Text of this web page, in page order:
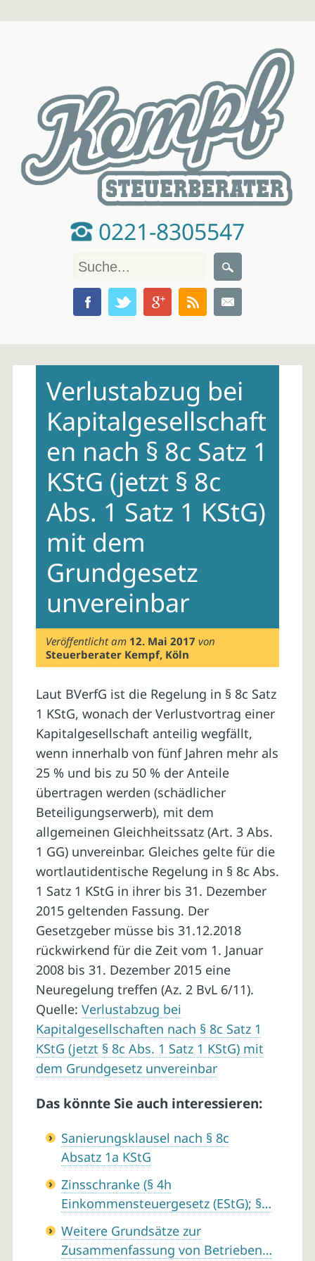
0221-8305547
contentVerlustabzug bei
Kapitalgesellschaft
en nach § 8c Satz 1
KStG (jetzt § 8c
Abs. 1 Satz 1 KStG)
mit dem
Grundgesetz
unvereinbar
Veröffentlicht am 12. Mai 2017 von
Steuerberater Kempf, Köln
Laut BVerfG ist die Regelung in § 8c Satz
1 KStG, wonach der Verlustvortrag einer
Kapitalgesellschaft anteilig wegfällt,
wenn innerhalb von fünf Jahren mehr als
25 % und bis zu 50 % der Anteile
übertragen werden (schädlicher
Beteiligungserwerb), mit dem
allgemeinen Gleichheitssatz (Art. 3 Abs.
1 GG) unvereinbar. Gleiches gelte für die
wortlautidentische Regelung in § 8c Abs.
1 Satz 1 KStG in ihrer bis 31. Dezember
2015 geltenden Fassung. Der
Gesetzgeber müsse bis 31.12.2018
rückwirkend für die Zeit vom 1. Januar
2008 bis 31. Dezember 2015 eine
Neuregelung treffen (Az. 2 BvL 6/11).
Quelle: Verlustabzug bei
Kapitalgesellschaften nach § 8c Satz 1
KStG (jetzt § 8c Abs. 1 Satz 1 KStG) mit
dem Grundgesetz unvereinbar
Das könnte Sie auch interessieren:
Sanierungsklausel nach § 8c
Absatz 1a KStG
Zinsschranke (§ 4h
Einkommensteuergesetz (EStG); §…
Weitere Grundsätze zur
Zusammenfassung von Betrieben…